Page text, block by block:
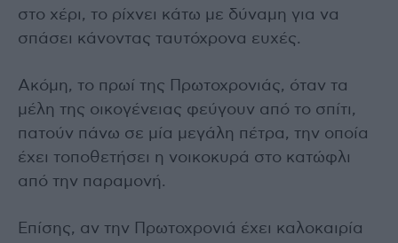
στο χέρι, το ρίχνει κάτω με δύναμη για να
σπάσει κάνοντας ταυτόχρονα ευχές.
Ακόμη, το πρωί της Πρωτοχρονιάς, όταν τα
μέλη της οικογένειας φεύγουν από το σπίτι,
πατούν πάνω σε μία μεγάλη πέτρα, την οποία
έχει τοποθετήσει η νοικοκυρά στο κατώφλι
από την παραμονή.
Επίσης, αν την Πρωτοχρονιά έχει καλοκαιρία